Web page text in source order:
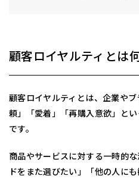
顧客ロイヤルティとは
顧客ロイヤルティとは、企業や
頼」「愛着」「再購入意欲」と
です。
商品やサービスに対する一時的
ドをまた選びたい」「他の人に